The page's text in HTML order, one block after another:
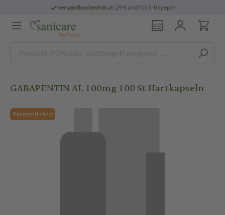
versandkostenfreiab 29 € und für E-Rezepte
GABAPENTIN AL 100mg 100 St Hartkapseln
Rezeptpflichtig